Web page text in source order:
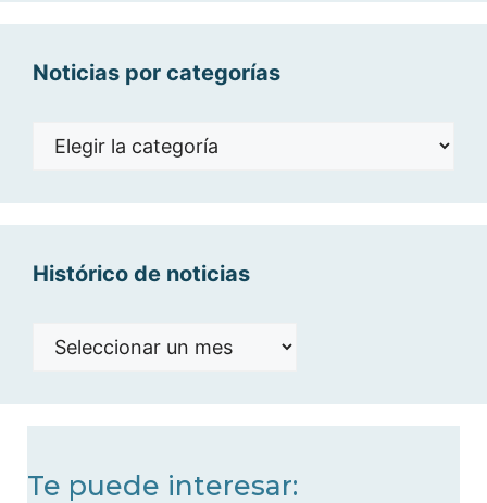
Noticias por categorías
Noticias
Histórico de noticias
Histórico
Te puede interesar: